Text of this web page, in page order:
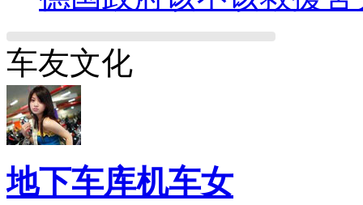
车友文化
地下车库机车女